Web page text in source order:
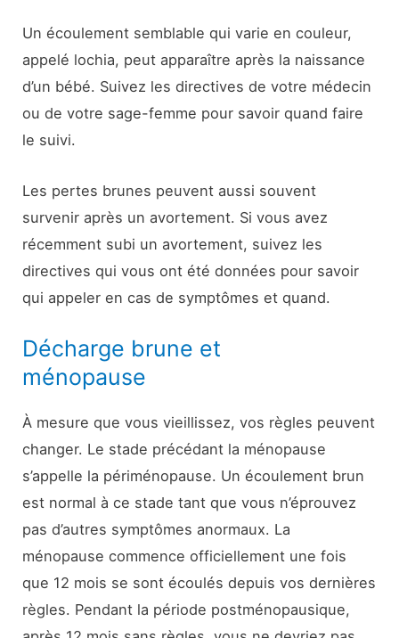
Un écoulement semblable qui varie en couleur,
appelé lochia, peut apparaître après la naissance
d’un bébé. Suivez les directives de votre médecin
ou de votre sage-femme pour savoir quand faire
le suivi.
Les pertes brunes peuvent aussi souvent
survenir après un avortement. Si vous avez
récemment subi un avortement, suivez les
directives qui vous ont été données pour savoir
qui appeler en cas de symptômes et quand.
Décharge brune et
ménopause
À mesure que vous vieillissez, vos règles peuvent
changer. Le stade précédant la ménopause
s’appelle la périménopause. Un écoulement brun
est normal à ce stade tant que vous n’éprouvez
pas d’autres symptômes anormaux. La
ménopause commence officiellement une fois
que 12 mois se sont écoulés depuis vos dernières
règles. Pendant la période postménopausique,